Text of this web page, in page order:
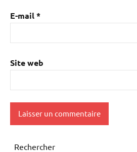
E-mail*
Site web
Rechercher